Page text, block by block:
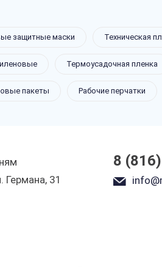
защитные маски Техническая
Термоусадочная пленка
пакеты Рабочие перчатки
Германа, 31
8